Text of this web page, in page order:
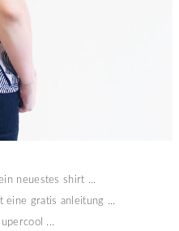
neuestes shirt ...
eine gratis anleitung ...
...